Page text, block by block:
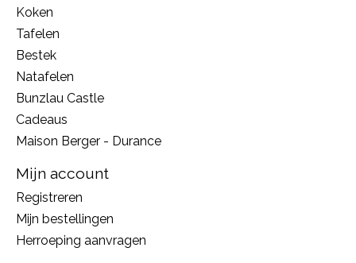
Koken
Tafelen
Bestek
Natafelen
Bunzlau Castle
Cadeaus
Maison Berger - Durance
Mijn account
Registreren
Mijn bestellingen
Herroeping aanvragen